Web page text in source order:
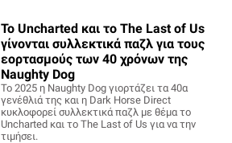
Το Uncharted και το The Last of Us
γίνονται συλλεκτικά παζλ για τους
εορτασμούς των 40 χρόνων της
Naughty Dog
Το 2025 η Naughty Dog γιορτάζει τα 40α
γενέθλιά της και η Dark Horse Direct
κυκλοφορεί συλλεκτικά παζλ με θέμα το
Uncharted και το The Last of Us για να την
τιμήσει.